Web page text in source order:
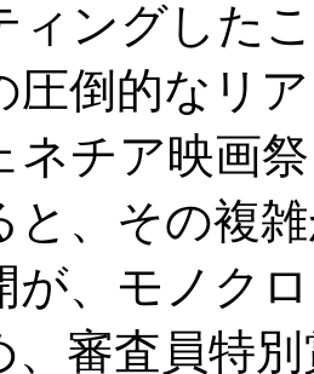
ィングした
圧倒的なリ
ネチア映画
と、その複
が、モノク
、審査員特